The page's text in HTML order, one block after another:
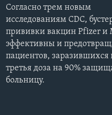
Согласно трем новым
исследованиям CDC,
прививки вакцин Pfizer и
эффективны и
пациентов,
третья доза на 90%
больницу.